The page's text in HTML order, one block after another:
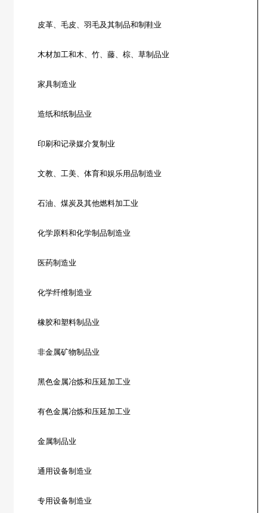
皮革、毛皮、羽毛及其制品和制鞋业
木材加工和木、竹、藤、棕、草制品业
家具制造业
造纸和纸制品业
印刷和记录媒介复制业
文教、工美、体育和娱乐用品制造业
石油、煤炭及其他燃料加工业
化学原料和化学制品制造业
医药制造业
化学纤维制造业
橡胶和塑料制品业
非金属矿物制品业
黑色金属冶炼和压延加工业
有色金属冶炼和压延加工业
金属制品业
通用设备制造业
专用设备制造业